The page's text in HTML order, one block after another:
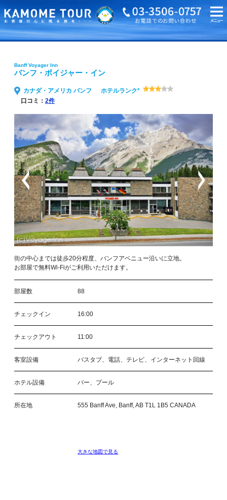
海外旅行・ツアーTOP Banff Voyager Inn バンフ・ボイジャー・イン
Banff Voyager Inn
バンフ・ボイジャー・イン
カナダ・アメリカ バンフ
ホテルランク*
口コミ： 2件
街の中心までは徒歩20分程度、バンフアベニュー沿いに立地。
お部屋で無料Wi-Fiがご利用いただけます。
部屋数 88
チェックイン 16:00
チェックアウト 11:00
客室設備 バスタブ、電話、テレビ、インターネット回線
ホテル設備 バー、プール
所在地 555 Banff Ave, Banff, AB T1L 1B5 CANADA
大きな地図で見る